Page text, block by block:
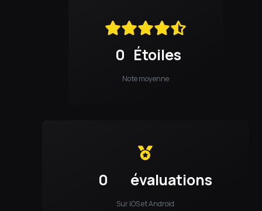
0 Étoiles
Note moyenne
0 évaluations
Sur iOS et Android